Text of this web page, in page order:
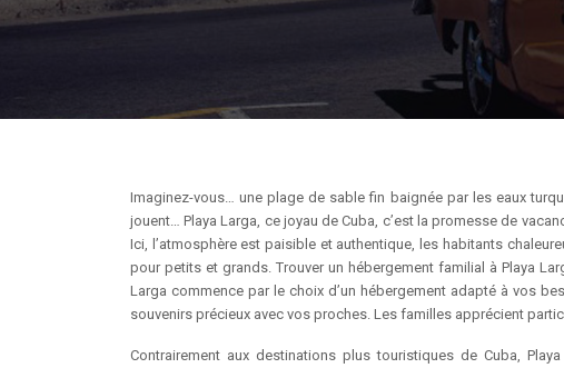
Imaginez-vous… une plage de sable fin baignée par les eaux
jouent… Playa Larga, ce joyau de Cuba, c’est la promesse de
Ici, l’atmosphère est paisible et authentique, les habitants
pour petits et grands. Trouver un hébergement familial à Playa
Larga commence par le choix d’un hébergement adapté à vos
souvenirs précieux avec vos proches. Les familles apprécient
Contrairement aux destinations plus touristiques de Cuba,